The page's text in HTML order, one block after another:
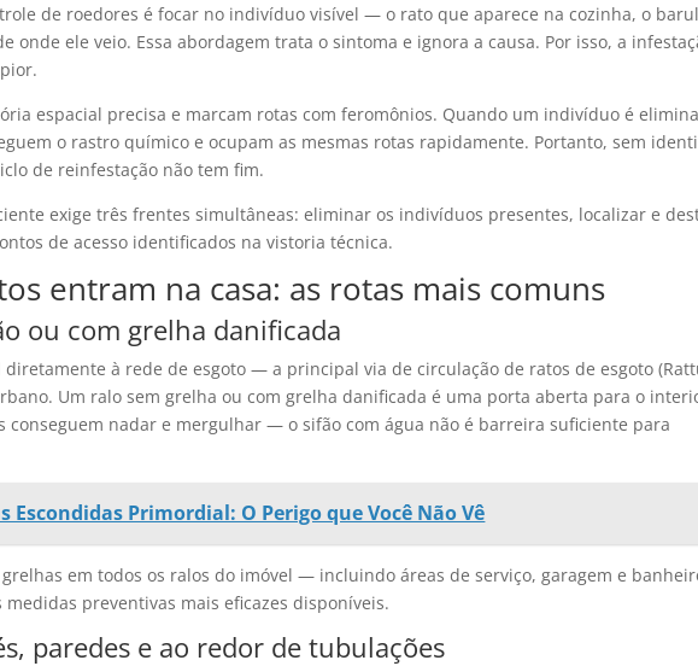
de roedores é focar no indivíduo visível — o rato que aparece na cozinha, o
onde ele veio. Essa abordagem trata o sintoma e ignora a causa. Por isso, a
espacial precisa e marcam rotas com feromônios. Quando um indivíduo é
o rastro químico e ocupam as mesmas rotas rapidamente. Portanto, sem
de reinfestação não tem fim.
exige três frentes simultâneas: eliminar os indivíduos presentes, localizar e
de acesso identificados na vistoria técnica.
entram na casa: as rotas mais comuns
ou com grelha danificada
diretamente à rede de esgoto — a principal via de circulação de ratos de esgoto
Um ralo sem grelha ou com grelha danificada é uma porta aberta para o
conseguem nadar e mergulhar — o sifão com água não é barreira suficiente para
Escondidas Primordial: O Perigo que Você Não Vê
em todos os ralos do imóvel — incluindo áreas de serviço, garagem e
preventivas mais eficazes disponíveis.
paredes e ao redor de tubulações